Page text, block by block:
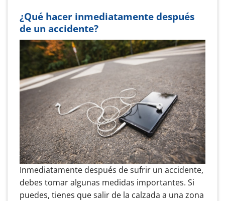
¿Qué hacer inmediatamente después
de un accidente?
Inmediatamente después de sufrir un accidente,
debes tomar algunas medidas importantes. Si
puedes, tienes que salir de la calzada a una zona